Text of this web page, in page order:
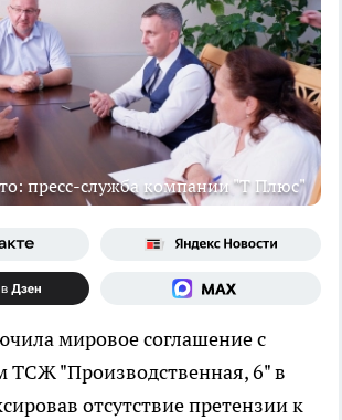
пресс-служба компании "Т Плюс"
мировое соглашение с
ТСЖ "Производственная, 6" в
отсутствие претензии к